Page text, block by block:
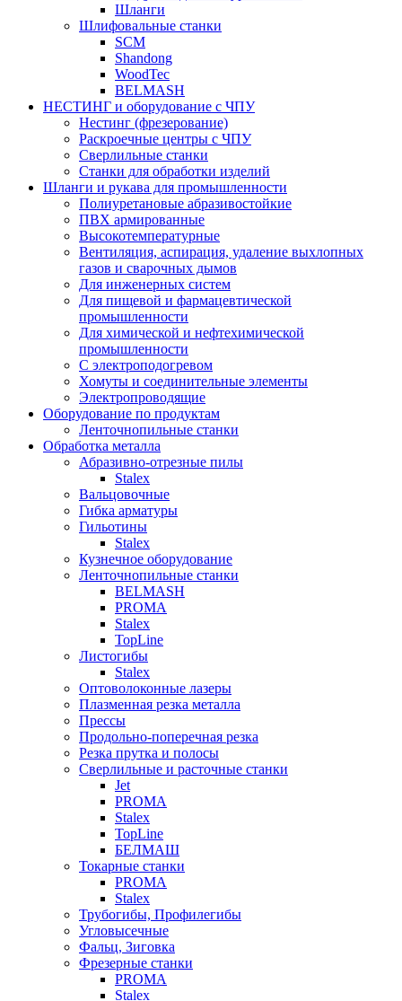
Шланги
Шлифовальные станки
SCM
Shandong
WoodTec
BELMASH
НЕСТИНГ и оборудование с ЧПУ
Нестинг (фрезерование)
Раскроечные центры с ЧПУ
Сверлильные станки
Станки для обработки изделий
Шланги и рукава для промышленности
Полиуретановые абразивостойкие
ПВХ армированные
Высокотемпературные
Вентиляция, аспирация, удаление выхлопных
газов и сварочных дымов
Для инженерных систем
Для пищевой и фармацевтической
промышленности
Для химической и нефтехимической
промышленности
С электроподогревом
Хомуты и соединительные элементы
Электропроводящие
Оборудование по продуктам
Ленточнопильные станки
Обработка металла
Абразивно-отрезные пилы
Stalex
Вальцовочные
Гибка арматуры
Гильотины
Stalex
Кузнечное оборудование
Ленточнопильные станки
BELMASH
PROMA
Stalex
TopLine
Листогибы
Stalex
Оптоволоконные лазеры
Плазменная резка металла
Прессы
Продольно-поперечная резка
Резка прутка и полосы
Сверлильные и расточные станки
Jet
PROMA
Stalex
TopLine
БЕЛМАШ
Токарные станки
PROMA
Stalex
Трубогибы, Профилегибы
Угловысечные
Фальц, Зиговка
Фрезерные станки
PROMA
Stalex